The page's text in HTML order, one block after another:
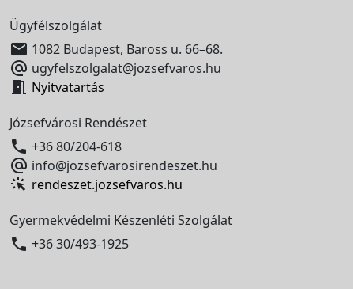
Ügyfélszolgálat
 1082 Budapest, Baross u. 66–68.
 ugyfelszolgalat@jozsefvaros.hu
 Nyitvatartás
Józsefvárosi Rendészet
 +36 80/204-618
 info@jozsefvarosirendeszet.hu
rendeszet.jozsefvaros.hu
Gyermekvédelmi Készenléti Szolgálat
 +36 30/493-1925